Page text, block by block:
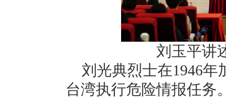
刘 玉平讲
刘光典烈士在1946年
台湾执行危险情报任务